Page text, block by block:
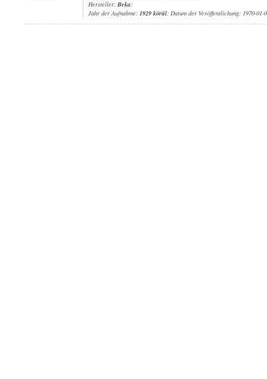
Hersteller: Beka;
Jahr der Aufnahme: 1929 körül; Datum der Veröffentlichung: 1970-01-